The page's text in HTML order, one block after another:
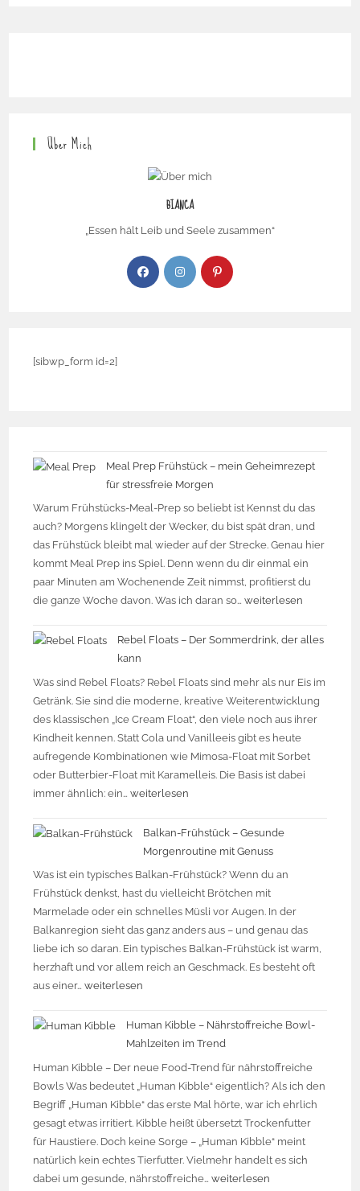
Über Mich
BIANCA
„Essen hält Leib und Seele zusammen“
[sibwp_form id=2]
Meal Prep Frühstück – mein Geheimrezept
für stressfreie Morgen
Warum Frühstücks-Meal-Prep so beliebt ist Kennst du das
auch? Morgens klingelt der Wecker, du bist spät dran, und
das Frühstück bleibt mal wieder auf der Strecke. Genau hier
kommt Meal Prep ins Spiel. Denn wenn du dir einmal ein
paar Minuten am Wochenende Zeit nimmst, profitierst du
die ganze Woche davon. Was ich daran so…weiterlesen
Rebel Floats – Der Sommerdrink, der alles
kann
Was sind Rebel Floats? Rebel Floats sind mehr als nur Eis im
Getränk. Sie sind die moderne, kreative Weiterentwicklung
des klassischen „Ice Cream Float“, den viele noch aus ihrer
Kindheit kennen. Statt Cola und Vanilleeis gibt es heute
aufregende Kombinationen wie Mimosa-Float mit Sorbet
oder Butterbier-Float mit Karamelleis. Die Basis ist dabei
immer ähnlich: ein…weiterlesen
Balkan-Frühstück – Gesunde
Morgenroutine mit Genuss
Was ist ein typisches Balkan-Frühstück? Wenn du an
Frühstück denkst, hast du vielleicht Brötchen mit
Marmelade oder ein schnelles Müsli vor Augen. In der
Balkanregion sieht das ganz anders aus – und genau das
liebe ich so daran. Ein typisches Balkan-Frühstück ist warm,
herzhaft und vor allem reich an Geschmack. Es besteht oft
aus einer…weiterlesen
Human Kibble – Nährstoffreiche Bowl-
Mahlzeiten im Trend
Human Kibble – Der neue Food-Trend für nährstoffreiche
Bowls Was bedeutet „Human Kibble“ eigentlich? Als ich den
Begriff „Human Kibble“ das erste Mal hörte, war ich ehrlich
gesagt etwas irritiert. Kibble heißt übersetzt Trockenfutter
für Haustiere. Doch keine Sorge – „Human Kibble“ meint
natürlich kein echtes Tierfutter. Vielmehr handelt es sich
dabei um gesunde, nährstoffreiche…weiterlesen